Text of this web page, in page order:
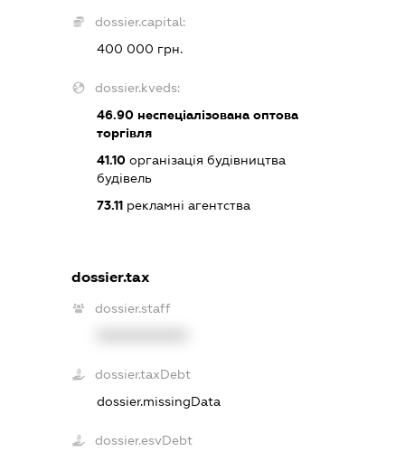
dossier.capital:
400 000 грн.
dossier.kveds:
46.90неспеціалізована оптова
торгівля
41.10організація будівництва
будівель
73.11рекламні агентства
dossier.tax
dossier.staff
dossier.taxDebt
dossier.missingData
dossier.esvDebt